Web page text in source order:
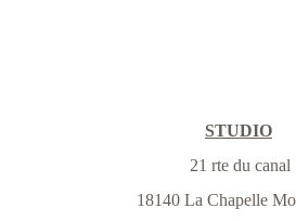
STUDIO
21 rte du canal
18140 La Chapelle